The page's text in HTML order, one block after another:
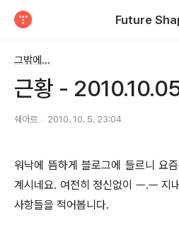
Future
그밖에...
근황 -
쉐아르 2010. 10. 5. 23:04
워낙에 뜸하게 블로그에 들르니 요
계시네요. 여전히 정신없이 ㅡ.ㅡ 지
사항들을 적어봅니다.